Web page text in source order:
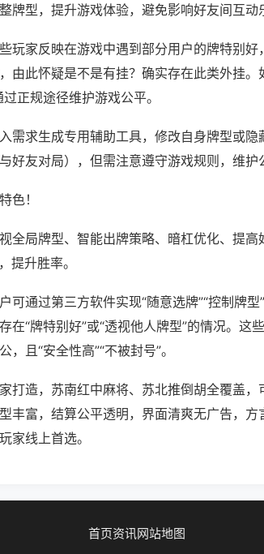
牌型，提升游戏体验，避免影响好友间互动
玩家反映在游戏中遇到部分用户的牌特别
由此怀疑是不是有挂？确实存在此类外挂。
正规途径维护游戏公平。
需求生成专用辅助工具，修改自身牌型或隐
好友对局），但需注意遵守游戏规则，维护
色！
全局牌型、智能出牌策略、暗杠优化、提高
提升胜率。
可通过第三方软件实现“随意选牌”“控制牌型
在“牌特别好”或“透视他人牌型”的情况。这
且“安全性高”“不被封号”。
打造，苏南红中麻将、苏北推倒胡全覆盖
丰富，结算公平透明，界面清爽无广告，
家线上首选。
首页资讯网站地图